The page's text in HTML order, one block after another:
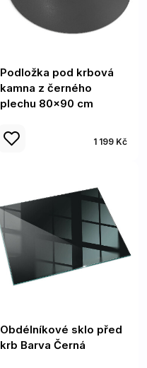
Podložka pod krbová
kamna z černého
plechu 80x90 cm
1 199 Kč
Obdélníkové sklo před
krb Barva Černá